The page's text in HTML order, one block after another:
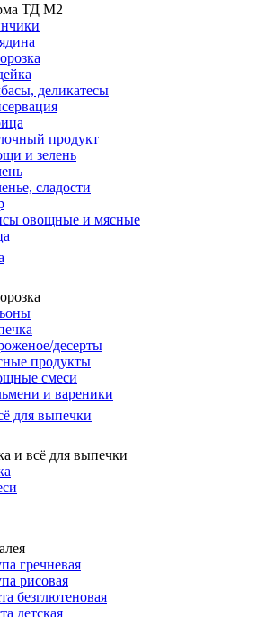
ТД М2
деликатесы
продукт
и зелень
сладости
овощные и мясные
десерты
продукты
смеси
и вареники
для выпечки
и всё для выпечки
гречневая
рисовая
безглютеновая
детская